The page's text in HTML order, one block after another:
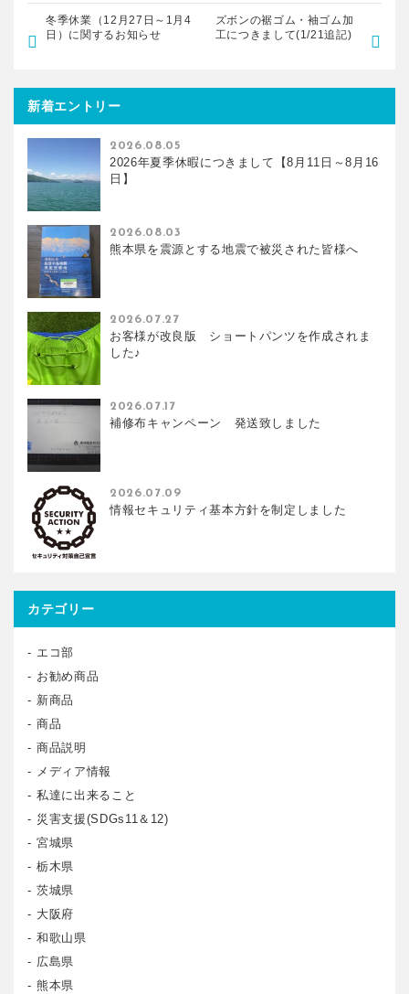
冬季休業（12月27日～1月4
日）に関するお知らせ
ズボンの裾ゴム・袖ゴム加
工につきまして(1/21追記)
新着エントリー
2026年夏季休暇につきまして【8月11日～8月16
日】
2026.08.05
熊本県を震源とする地震で被災された皆様へ
2026.08.03
お客様が改良版 ショートパンツを作成されま
した♪
2026.07.27
補修布キャンペーン 発送致しました
2026.07.17
情報セキュリティ基本方針を制定しました
2026.07.09
カテゴリー
エコ部
お勧め商品
新商品
商品
商品説明
メディア情報
私達に出来ること
災害支援(SDGs11＆12)
宮城県
栃木県
茨城県
大阪府
和歌山県
広島県
熊本県